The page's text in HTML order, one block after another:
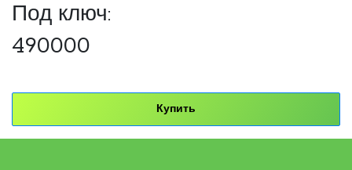
Под ключ:
490000
Купить